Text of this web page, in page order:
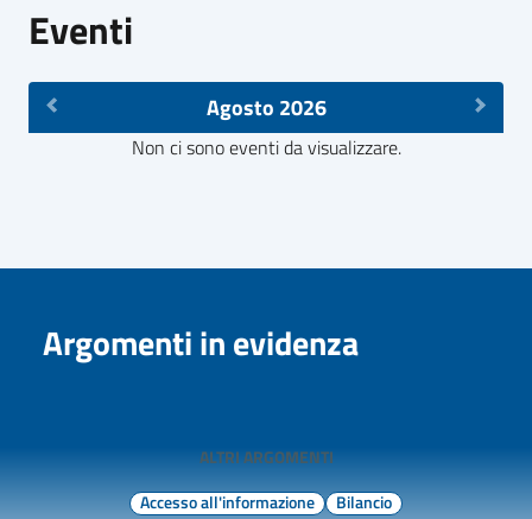
Eventi
Agosto 2026
Non ci sono eventi da visualizzare.
Argomenti in evidenza
ALTRI ARGOMENTI
Accesso all'informazione
Bilancio